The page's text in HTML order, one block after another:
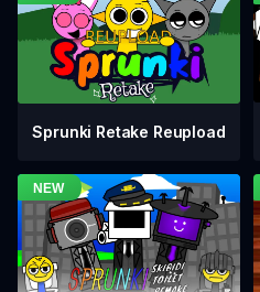
Sprunki Retake Reupload